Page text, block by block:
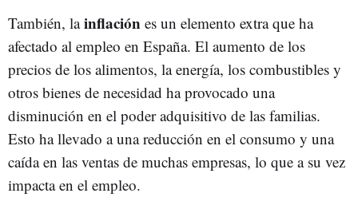
También, lainflación es un elemento extra que ha
afectado al empleo en España. El aumento de los
precios de los alimentos, la energía, los combustibles y
otros bienes de necesidad ha provocado una
disminución en el poder adquisitivo de las familias.
Esto ha llevado a una reducción en el consumo y una
caída en las ventas de muchas empresas, lo que a su vez
impacta en el empleo.